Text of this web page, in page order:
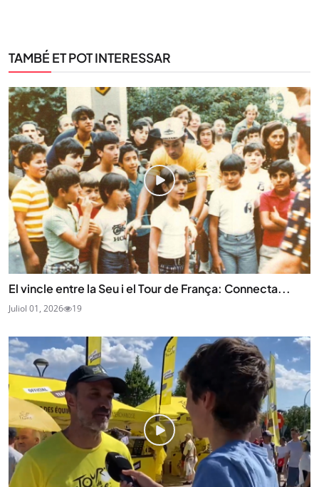
TAMBÉ ET POT INTERESSAR
El vincle entre la Seu i el Tour de França: Connecta...
Juliol 01, 2026 19